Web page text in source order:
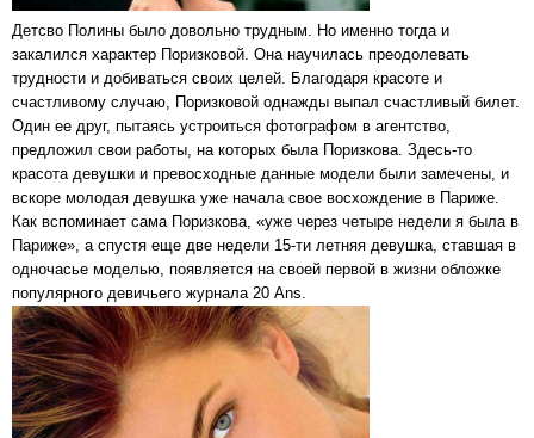
Детсво Полины было довольно трудным. Но именно тогда и
закалился характер Поризковой. Она научилась преодолевать
трудности и добиваться своих целей. Благодаря красоте и
счастливому случаю, Поризковой однажды выпал счастливый билет.
Один ее друг, пытаясь устроиться фотографом в агентство,
предложил свои работы, на которых была Поризкова. Здесь-то
красота девушки и превосходные данные модели были замечены, и
вскоре молодая девушка уже начала свое восхождение в Париже.
Как вспоминает сама Поризкова, «уже через четыре недели я была в
Париже», а спустя еще две недели 15-ти летняя девушка, ставшая в
одночасье моделью, появляется на своей первой в жизни обложке
популярного девичьего журнала 20 Ans.